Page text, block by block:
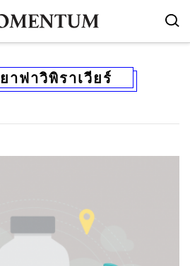
ยาฟาวิพิราเวียร์